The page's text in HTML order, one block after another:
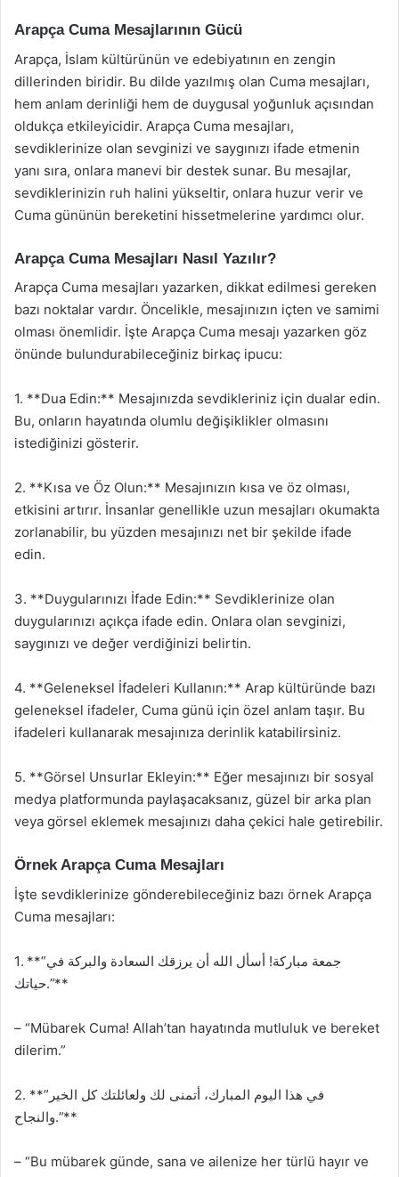
Arapça Cuma Mesajlarının Gücü
Arapça, İslam kültürünün ve edebiyatının en zengin
dillerinden biridir. Bu dilde yazılmış olan Cuma mesajları,
hem anlam derinliği hem de duygusal yoğunluk açısından
oldukça etkileyicidir. Arapça Cuma mesajları,
sevdiklerinize olan sevginizi ve saygınızı ifade etmenin
yanı sıra, onlara manevi bir destek sunar. Bu mesajlar,
sevdiklerinizin ruh halini yükseltir, onlara huzur verir ve
Cuma gününün bereketini hissetmelerine yardımcı olur.
Arapça Cuma Mesajları Nasıl Yazılır?
Arapça Cuma mesajları yazarken, dikkat edilmesi gereken
bazı noktalar vardır. Öncelikle, mesajınızın içten ve samimi
olması önemlidir. İşte Arapça Cuma mesajı yazarken göz
önünde bulundurabileceğiniz birkaç ipucu:
1. **Dua Edin:** Mesajınızda sevdikleriniz için dualar edin.
Bu, onların hayatında olumlu değişiklikler olmasını
istediğinizi gösterir.
2. **Kısa ve Öz Olun:** Mesajınızın kısa ve öz olması,
etkisini artırır. İnsanlar genellikle uzun mesajları okumakta
zorlanabilir, bu yüzden mesajınızı net bir şekilde ifade
edin.
3. **Duygularınızı İfade Edin:** Sevdiklerinize olan
duygularınızı açıkça ifade edin. Onlara olan sevginizi,
saygınızı ve değer verdiğinizi belirtin.
4. **Geleneksel İfadeleri Kullanın:** Arap kültüründe bazı
geleneksel ifadeler, Cuma günü için özel anlam taşır. Bu
ifadeleri kullanarak mesajınıza derinlik katabilirsiniz.
5. **Görsel Unsurlar Ekleyin:** Eğer mesajınızı bir sosyal
medya platformunda paylaşacaksanız, güzel bir arka plan
veya görsel eklemek mesajınızı daha çekici hale getirebilir.
Örnek Arapça Cuma Mesajları
İşte sevdiklerinize gönderebileceğiniz bazı örnek Arapça
Cuma mesajları:
1. **”جمعة مباركة! أسأل الله أن يرزقك السعادة والبركة في
حياتك.”**
– “Mübarek Cuma! Allah’tan hayatında mutluluk ve bereket
dilerim.”
2. **”في هذا اليوم المبارك، أتمنى لك ولعائلتك كل الخير
والنجاح.”**
– “Bu mübarek günde, sana ve ailenize her türlü hayır ve